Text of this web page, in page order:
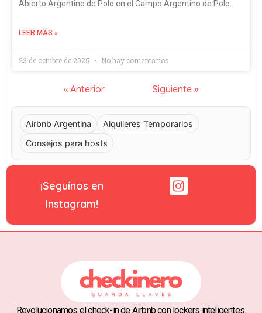
Abierto Argentino de Polo en el Campo Argentino de Polo.
LEER MÁS »
23 de octubre de 2025 No hay comentarios
« Anterior Siguiente »
Airbnb Argentina
Alquileres Temporarios
Consejos para hosts
¡Seguínos en
Instagram!
Revolucionamos el check-in de Airbnb con lockers inteligentes.